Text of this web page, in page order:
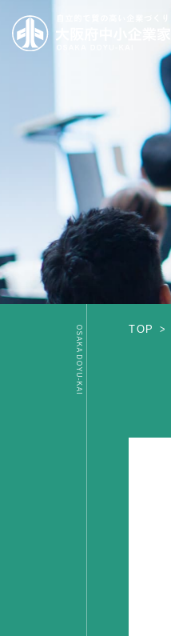
TOP
OSAKA DOYU-KAI